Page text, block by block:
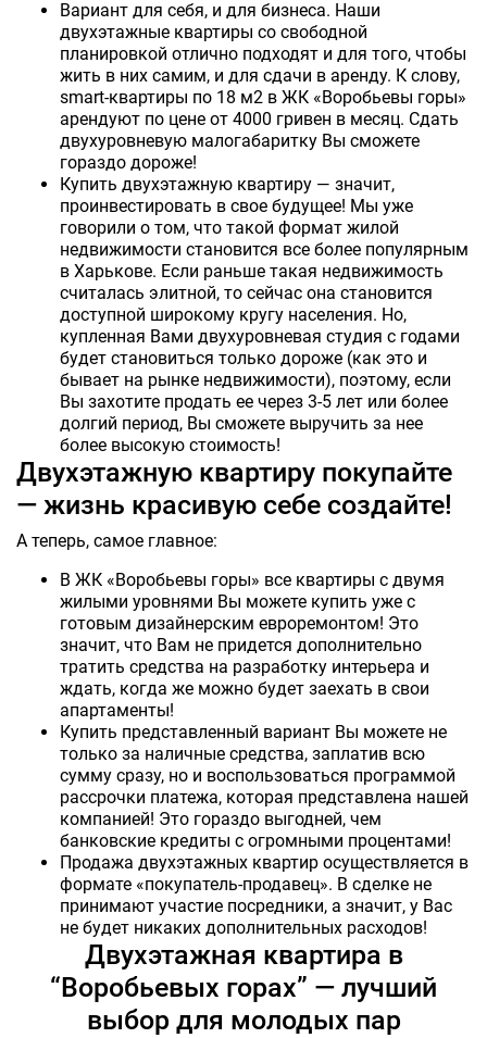
Вариант для себя, и для бизнеса. Наши
двухэтажные квартиры со свободной
планировкой отлично подходят и для того, чтобы
жить в них самим, и для сдачи в аренду. К слову,
smart-квартиры по 18 м2 в ЖК «Воробьевы горы»
арендуют по цене от 4000 гривен в месяц. Сдать
двухуровневую малогабаритку Вы сможете
гораздо дороже!
Купить двухэтажную квартиру — значит,
проинвестировать в свое будущее! Мы уже
говорили о том, что такой формат жилой
недвижимости становится все более популярным
в Харькове. Если раньше такая недвижимость
считалась элитной, то сейчас она становится
доступной широкому кругу населения. Но,
купленная Вами двухуровневая студия с годами
будет становиться только дороже (как это и
бывает на рынке недвижимости), поэтому, если
Вы захотите продать ее через 3-5 лет или более
долгий период, Вы сможете выручить за нее
более высокую стоимость!
Двухэтажную квартиру покупайте
— жизнь красивую себе создайте!
А теперь, самое главное:
В ЖК «Воробьевы горы» все квартиры с двумя
жилыми уровнями Вы можете купить уже с
готовым дизайнерским евроремонтом! Это
значит, что Вам не придется дополнительно
тратить средства на разработку интерьера и
ждать, когда же можно будет заехать в свои
апартаменты!
Купить представленный вариант Вы можете не
только за наличные средства, заплатив всю
сумму сразу, но и воспользоваться программой
рассрочки платежа, которая представлена нашей
компанией! Это гораздо выгодней, чем
банковские кредиты с огромными процентами!
Продажа двухэтажных квартир осуществляется в
формате «покупатель-продавец». В сделке не
принимают участие посредники, а значит, у Вас
не будет никаких дополнительных расходов!
Двухэтажная квартира в
“Воробьевых горах” — лучший
выбор для молодых пар